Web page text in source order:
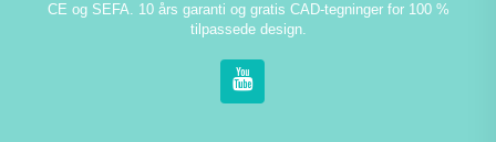
CE og SEFA. 10 års garanti og gratis CAD-tegninger for 100 %
tilpassede design.